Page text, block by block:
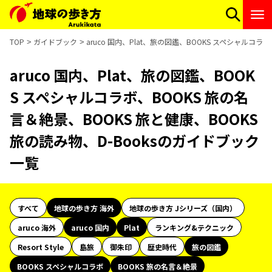
TOP ガイドブック aruco 国内、Plat、旅の図鑑、BOOKS スペシャルコラ
aruco 国内、Plat、旅の図鑑、BOOK
S スペシャルコラボ、BOOKS 旅の名
言＆絶景、BOOKS 旅と健康、BOOKS
旅の読み物、D-Booksのガイドブック
一覧
すべて 地球の歩き方 海外
地球の歩き方 Jシリーズ（国内）
aruco 海外
aruco 国内 Plat
ランキング&テクニック
Resort Style
島旅 御朱印 歴史時代
旅の図鑑
BOOKS スペシャルコラボ
BOOKS 旅の名言＆絶景